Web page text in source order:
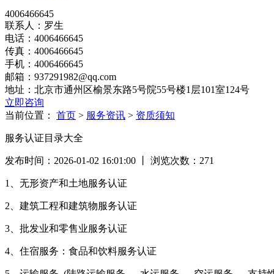
4006466645
联系人：罗生
电话：4006466645
传真：4006466645
手机：4006466645
邮箱：937291982@qq.com
地址：北京市通州区榆景东路5号院55号楼1层101室124号
立即咨询
当前位置： 首页 > 服务资讯 > 资质须知
服务认证目录大全
发布时间：2026-01-02 16:01:00 丨 浏览次数： 271
1、无形资产和土地服务认证
2、建筑工程和建筑物服务认证
3、批发业和零售业服务认证
4、住宿服务：食品和饮料服务认证